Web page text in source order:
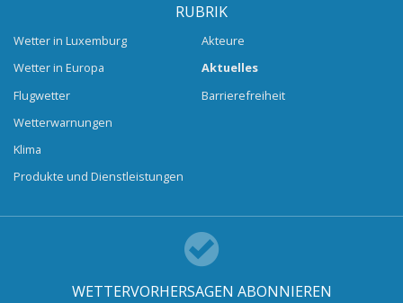
RUBRIK
Wetter in Luxemburg
Wetter in Europa
Flugwetter
Wetterwarnungen
Klima
Produkte und Dienstleistungen
Akteure
Aktuelles
Barrierefreiheit
WETTERVORHERSAGEN ABONNIEREN